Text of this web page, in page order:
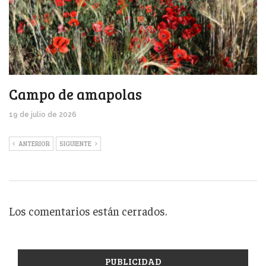
Campo de amapolas
19 de julio de 2026
ANTERIOR SIGUIENTE
Los comentarios están cerrados.
PUBLICIDAD